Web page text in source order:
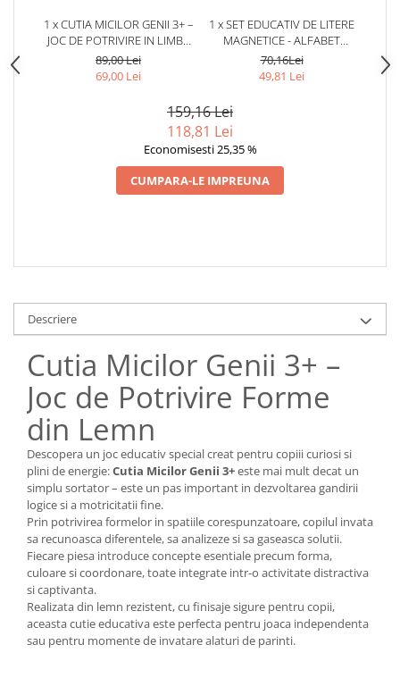
1 x CUTIA MICILOR GENII 3+ –
JOC DE POTRIVIRE IN LIMBA
ROMANA
89,00 Lei
69,00 Lei
1 x SET EDUCATIV DE LITERE
MAGNETICE - ALFABET
COLORAT PENTRU COPII
70,16Lei
49,81 Lei
159,16 Lei
118,81 Lei
Economisesti 25,35 %
CUMPARA-LE IMPREUNA
Descriere
Cutia Micilor Genii 3+ –
Joc de Potrivire Forme
din Lemn
Descopera un joc educativ special creat pentru copiii curiosi si
plini de energie:Cutia Micilor Genii 3+este mai mult decat un
simplu sortator – este un pas important in dezvoltarea gandirii
logice si a motricitatii fine.
Prin potrivirea formelor in spatiile corespunzatoare, copilul invata
sa recunoasca diferentele, sa analizeze si sa gaseasca solutii.
Fiecare piesa introduce concepte esentiale precum forma,
culoare si coordonare, toate integrate intr-o activitate distractiva
si captivanta.
Realizata din lemn rezistent, cu finisaje sigure pentru copii,
aceasta cutie educativa este perfecta pentru joaca independenta
sau pentru momente de invatare alaturi de parinti.